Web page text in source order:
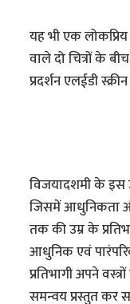
यह भी एक
वाले दो चित्रों के
प्रदर्शन एलईडी
विजयादशमी के इस
जिसमें आधुनिकता
तक की उम्र के
आधुनिक एवं
प्रतिभागी अपने
समन्वय प्रस्तुत कर